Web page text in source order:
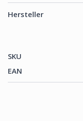
Hersteller
SKU
EAN